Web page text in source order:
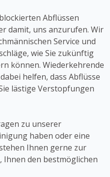
Abflüssen
damit, uns anzurufen. Wir
Service und
wie Sie zukünftig
können. Wiederkehrende
helfen, dass Abflüsse
lästige Verstopfungen
zu unserer
haben oder eine
Ihnen gerne zur
den bestmöglichen